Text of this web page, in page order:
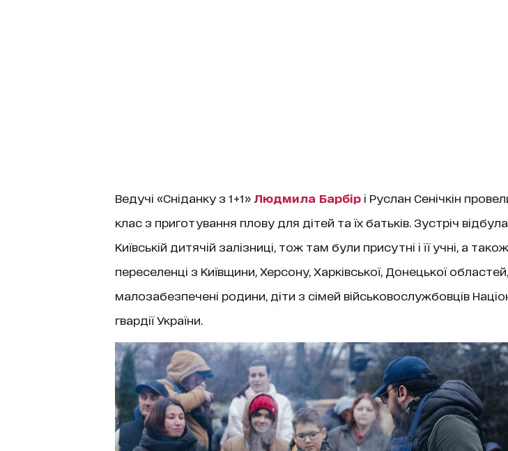
Ведучі «Сніданку з 1+1» Людмила Барбірі Руслан Сенічкін
клас з приготування плову для дітей та їх батьків. Зустріч
Київській дитячій залізниці, тож там були присутні і її учні, а
переселенці з Київщини, Херсону, Харківської, Донецької областей,
малозабезпечені родини, діти з сімей військовослужбовців
гвардії України.